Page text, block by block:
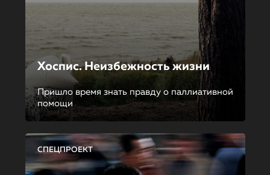
Хоспис. Неизбежность жизни
Пришло время знать правду о паллиативной
помощи
СПЕЦПРОЕКТ